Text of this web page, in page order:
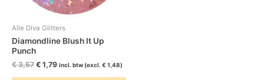
Alle Diva Glitters
Diamondline Blush It Up
Punch
€3,57 € 1,79 incl. btw (excl. € 1,48)